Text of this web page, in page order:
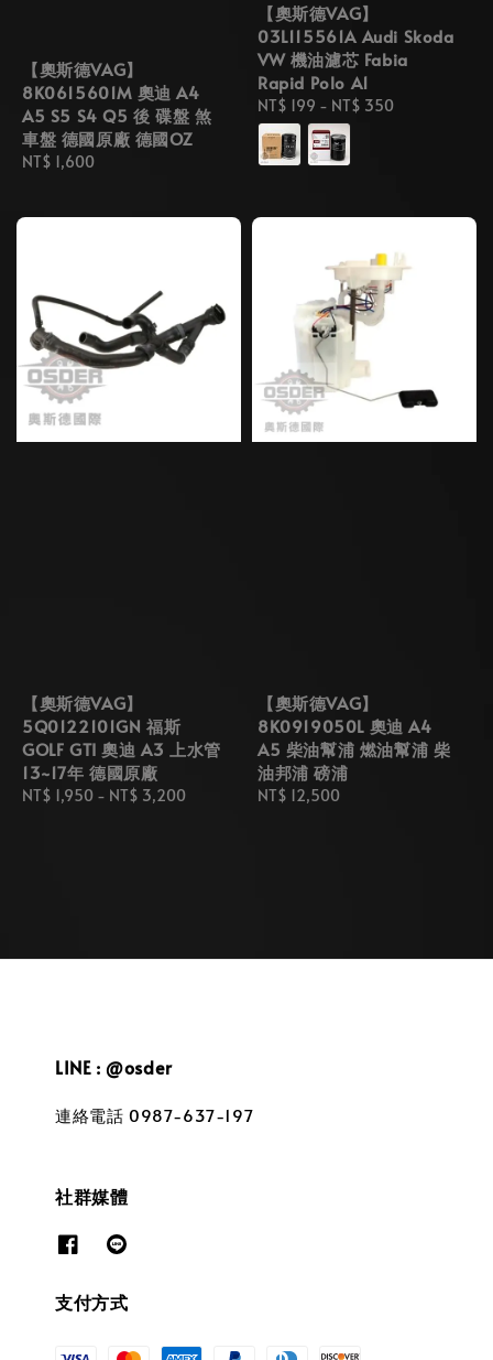
【奧斯德VAG】
8K0615601M 奧迪 A4
A5 S5 S4 Q5 後 碟盤 煞
車盤 德國原廠 德國OZ
Regular
NT$ 1,600
【奧斯德VAG】
03L115561A Audi Skoda
VW 機油濾芯 Fabia
Rapid Polo A1
Regular
price
NT$ 199 - NT$ 350
【奧斯德VAG】
5Q0122101GN 福斯
GOLF GTI 奧迪 A3 上水管
13~17年 德國原廠
Regular
NT$ 1,950 - NT$ 3,200
【奧斯德VAG】
8K0919050L 奧迪 A4
A5 柴油幫浦 燃油幫浦 柴
油邦浦 磅浦
Regular
NT$ 12,500
LINE : @osder
連絡電話 0987-637-197
社群媒體
支付方式